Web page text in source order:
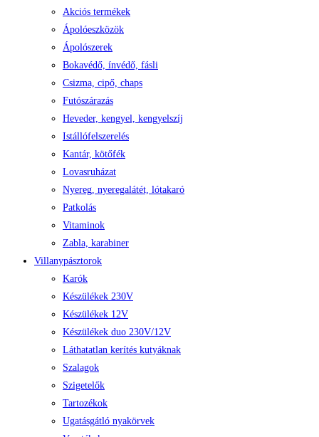
Akciós termékek
Ápolóeszközök
Ápolószerek
Bokavédő, ínvédő, fásli
Csizma, cipő, chaps
Futószárazás
Heveder, kengyel, kengyelszíj
Istállófelszerelés
Kantár, kötőfék
Lovasruházat
Nyereg, nyeregalátét, lótakaró
Patkolás
Vitaminok
Zabla, karabiner
Villanypásztorok
Karók
Készülékek 230V
Készülékek 12V
Készülékek duo 230V/12V
Láthatatlan kerítés kutyáknak
Szalagok
Szigetelők
Tartozékok
Ugatásgátló nyakörvek